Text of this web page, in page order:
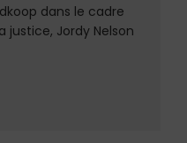
dans le cadre
justice, Jordy Nelson